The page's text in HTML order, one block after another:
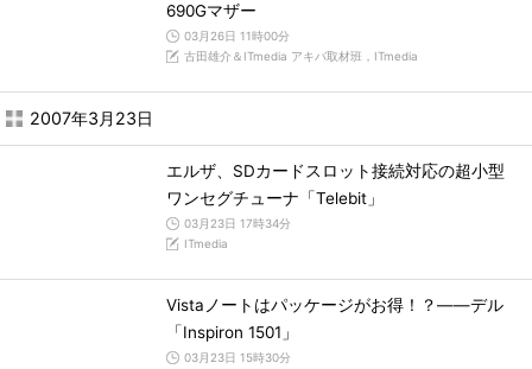
690Gマザー
03月26日 11時00分
古田雄介＆ITmedia アキバ取材班，ITmedia
2007年3月23日
エルザ、SDカードスロット接続対応の超小型
ワンセグチューナ「Telebit」
03月23日 17時34分
ITmedia
Vistaノートはパッケージがお得！？――デル
「Inspiron 1501」
03月23日 15時30分